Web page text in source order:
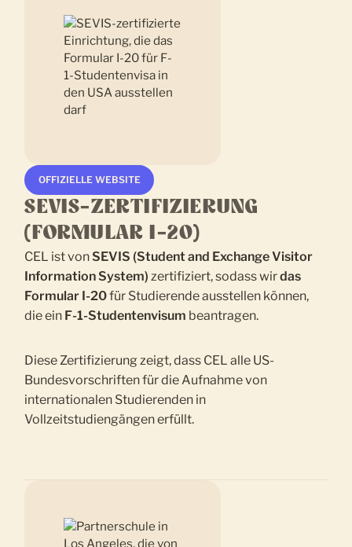
OFFIZIELLE WEBSITE
SEVIS-ZERTIFIZIERUNG
(FORMULAR I-20)
CEL ist vonSEVIS (Student and Exchange Visitor
Information System) zertifiziert, sodass wirdas
Formular I-20für Studierende ausstellen können,
die ein F-1-Studentenvisum beantragen.
Diese Zertifizierung zeigt, dass CEL alle US-
Bundesvorschriften für die Aufnahme von
internationalen Studierenden in
Vollzeitstudiengängen erfüllt.